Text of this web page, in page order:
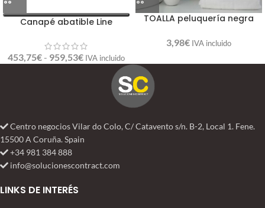
Canapé abatible Line
453,75€ - 959,53€ IVA incluido
TOALLA peluquería negra
3,98€ IVA incluido
Centro negocios Vilar do Colo, C/ Catavento s/n. B-2, Local 1. Fene.
15500 A Coruña. Spain
+34 981 384 888
info@solucionescontract.com
LINKS DE INTERÉS